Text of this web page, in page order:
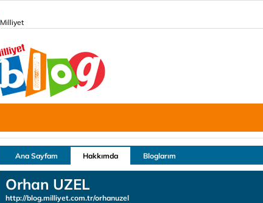
Milliyet
Ana Sayfam Hakkımda Bloglarım
Orhan UZEL
http://blog.milliyet.com.tr/orhanuzel